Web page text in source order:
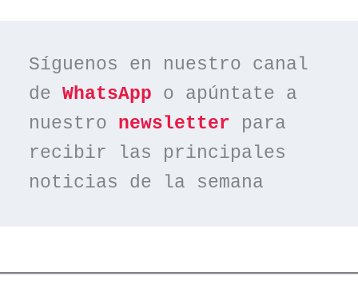
Síguenos en nuestro canal
de WhatsApp o apúntate a
nuestro newsletter para
recibir las principales
noticias de la semana